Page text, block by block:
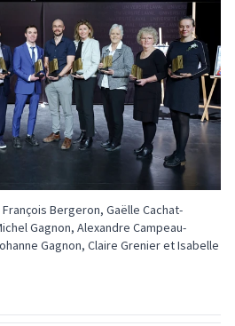
Bergeron, Gaëlle Cachat-
Gagnon, Alexandre Campeau-
Gagnon, Claire Grenier et Isabelle